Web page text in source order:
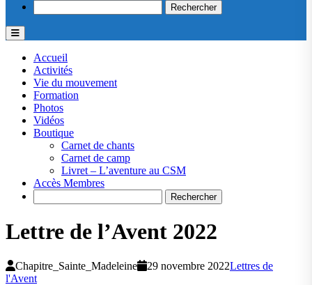
Accueil
Activités
Vie du mouvement
Formation
Photos
Vidéos
Boutique
Carnet de chants
Carnet de camp
Livret – L’aventure au CSM
Accès Membres
Lettre de l’Avent 2022
Chapitre_Sainte_Madeleine 29 novembre 2022Lettres de
l'Avent